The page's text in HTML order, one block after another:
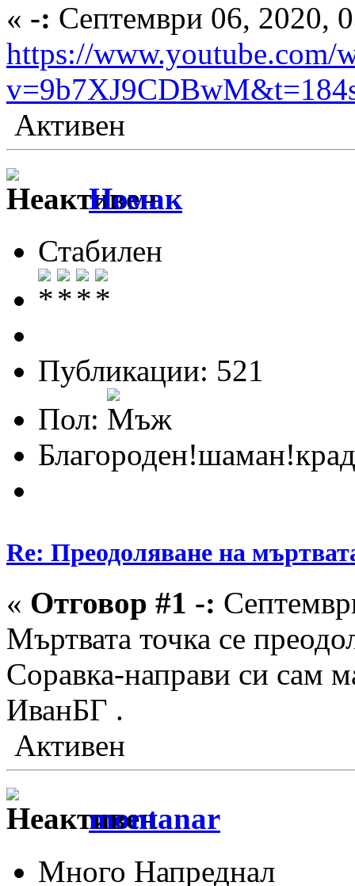
« -: Септември 06, 2020,
https://www.youtube.com/
Активен
Номак
Стабилен
Публикации: 521
Пол:
Re: Преодоляване на
« Отговор #1 -:
Мъртвата точка се
Соравка-направи си сам
ИванБГ .
Активен
montanar
Много Напреднал